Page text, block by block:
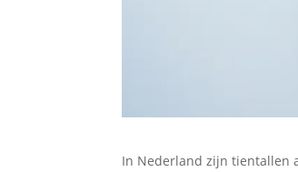
In Nederland zijn tientallen